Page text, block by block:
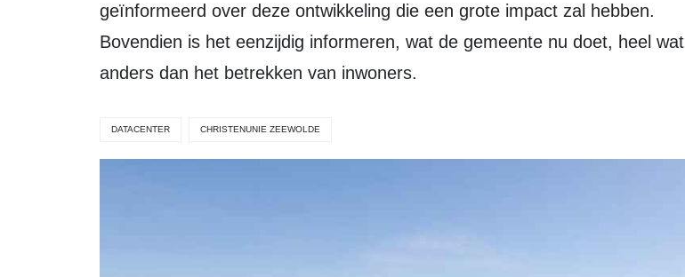
geïnformeerd over deze ontwikkeling die een grote impact zal hebben.
Bovendien is het eenzijdig informeren, wat de gemeente nu doet, heel wat
anders dan het betrekken van inwoners.
DATACENTER CHRISTENUNIE ZEEWOLDE